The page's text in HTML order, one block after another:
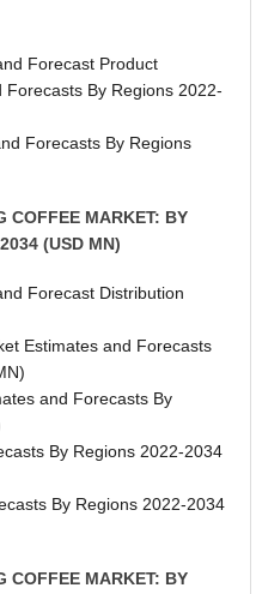
Forecast Product
By Regions 2022-
Forecasts By Regions
COFFEE MARKET: BY
(USD MN)
Forecast Distribution
Estimates and Forecasts
and Forecasts By
By Regions 2022-2034
By Regions 2022-2034
COFFEE MARKET: BY